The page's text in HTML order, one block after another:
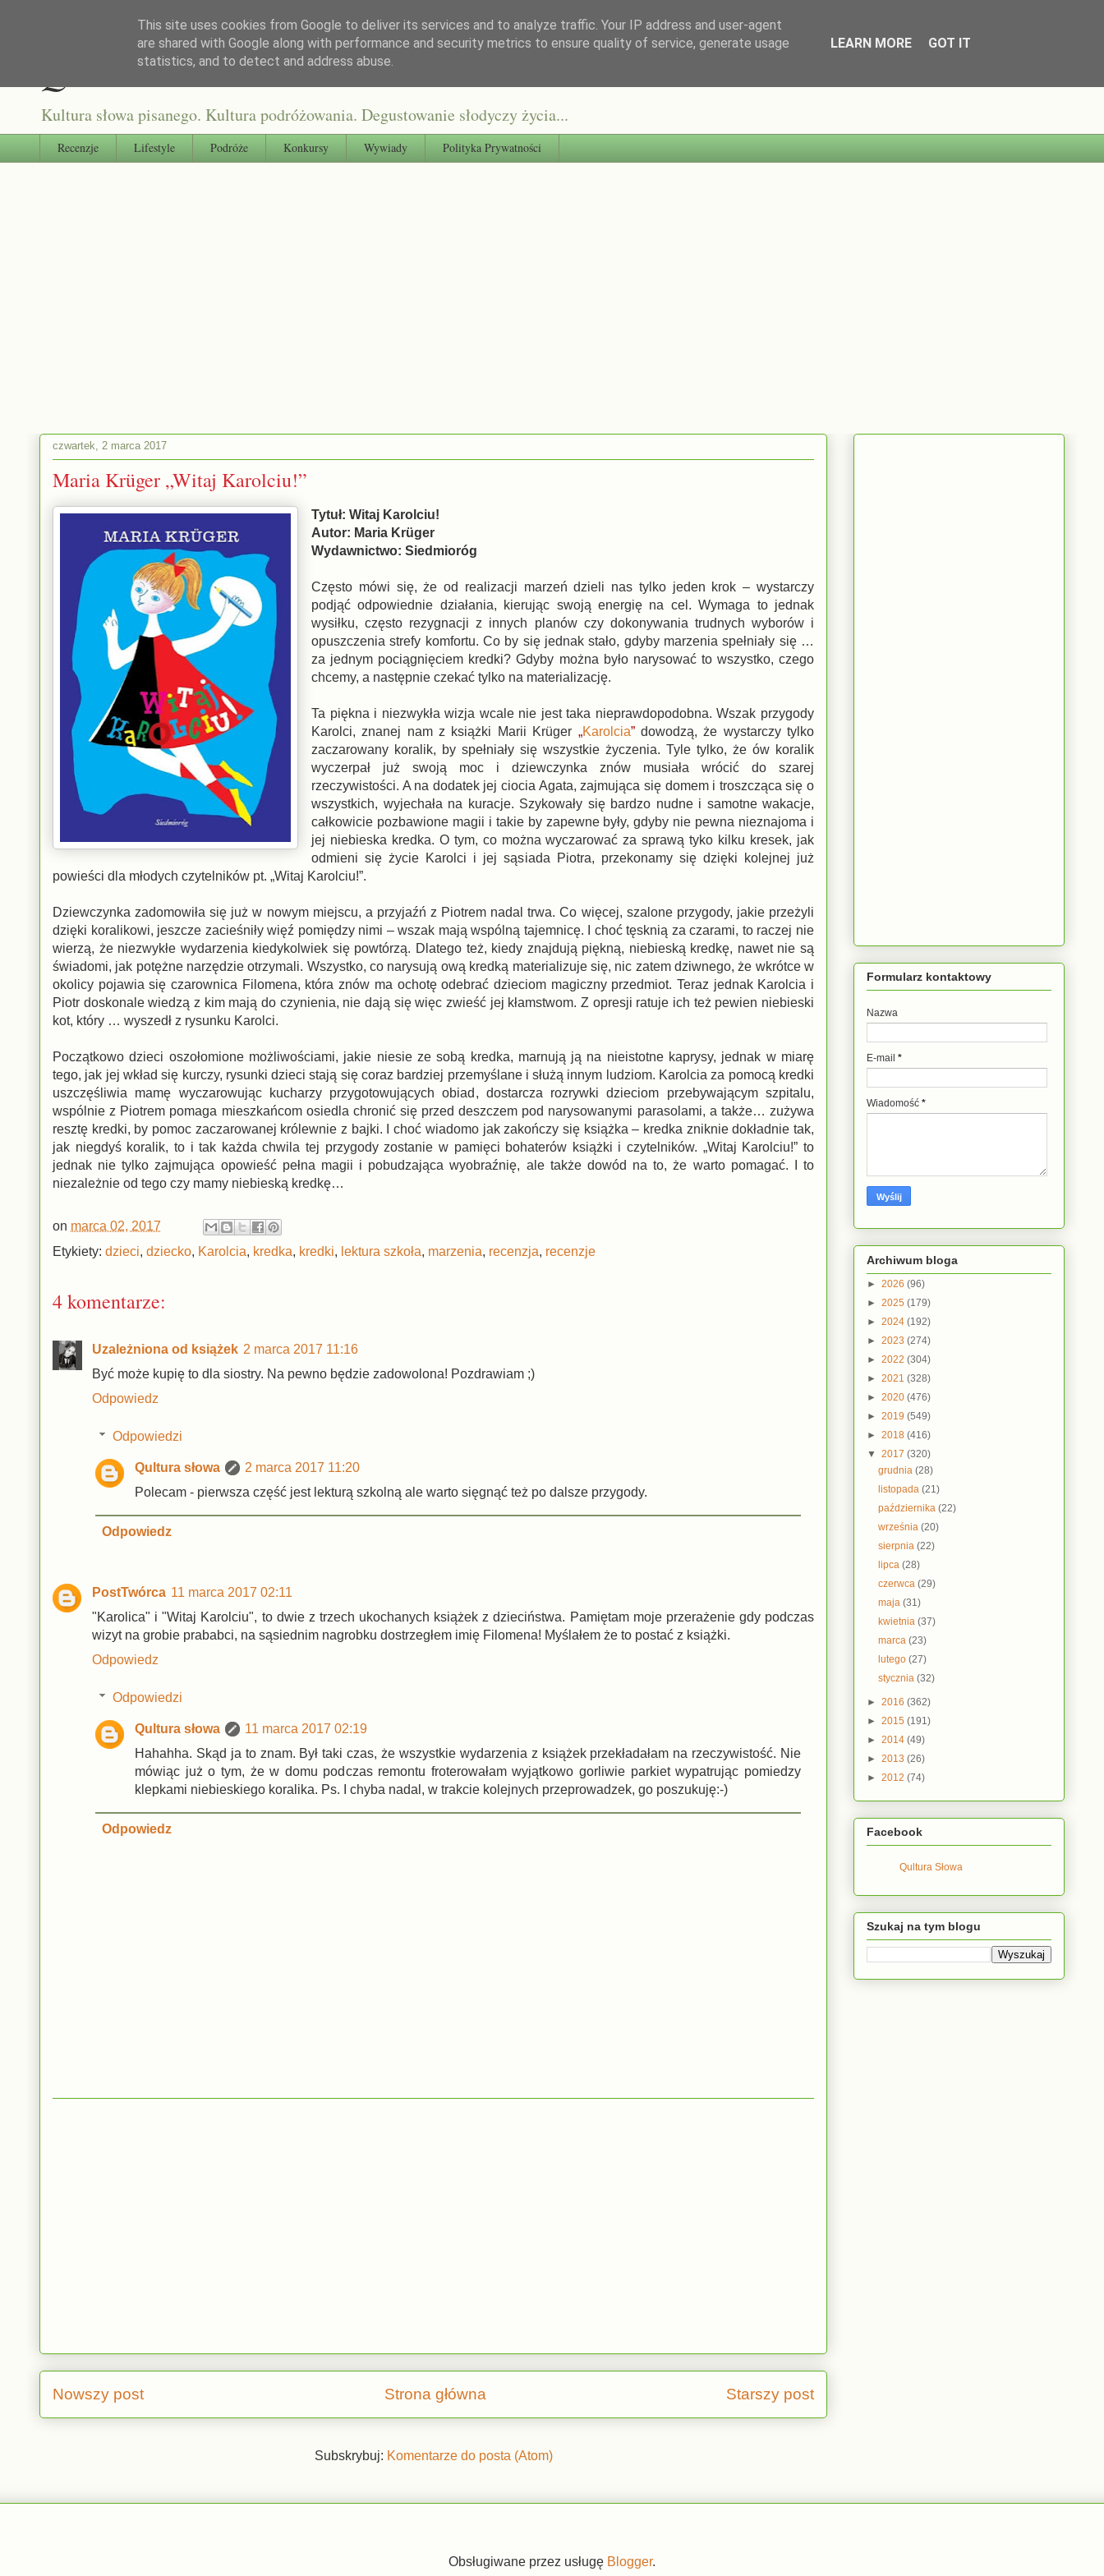
Qultura słowa
Kultura słowa pisanego. Kultura podróżowania. Degustowanie słodyczy życia...
Recenzje Lifestyle Podróże Konkursy Wywiady Polityka Prywatności
czwartek, 2 marca 2017
Maria Krüger „Witaj Karolciu!”
Tytuł: Witaj Karolciu!
Autor: Maria Krüger
Wydawnictwo: Siedmioróg
Często mówi się, że od realizacji marzeń dzieli nas tylko jeden krok – wystarczy
podjąć odpowiednie działania, kierując swoją energię na cel. Wymaga to jednak
wysiłku, często rezygnacji z innych planów czy dokonywania trudnych wyborów i
opuszczenia strefy komfortu. Co by się jednak stało, gdyby marzenia spełniały się …
za jednym pociągnięciem kredki? Gdyby można było narysować to wszystko, czego
chcemy, a następnie czekać tylko na materializację.
Ta piękna i niezwykła wizja wcale nie jest taka nieprawdopodobna. Wszak przygody
Karolci, znanej nam z książki Marii Krüger „Karolcia”dowodzą, że wystarczy tylko
zaczarowany koralik, by spełniały się wszystkie życzenia. Tyle tylko, że ów koralik
wyczerpał już swoją moc i dziewczynka znów musiała wrócić do szarej
rzeczywistości. A na dodatek jej ciocia Agata, zajmująca się domem i troszcząca się o
wszystkich, wyjechała na kuracje. Szykowały się bardzo nudne i samotne wakacje,
całkowicie pozbawione magii i takie by zapewne były, gdyby nie pewna nieznajoma i
jej niebieska kredka. O tym, co można wyczarować za sprawą tyko kilku kresek, jak
odmieni się życie Karolci i jej sąsiada Piotra, przekonamy się dzięki kolejnej już
powieści dla młodych czytelników pt. „Witaj Karolciu!”.
Dziewczynka zadomowiła się już w nowym miejscu, a przyjaźń z Piotrem nadal trwa. Co więcej, szalone przygody, jakie przeżyli
dzięki koralikowi, jeszcze zacieśniły więź pomiędzy nimi – wszak mają wspólną tajemnicę. I choć tęsknią za czarami, to raczej nie
wierzą, że niezwykłe wydarzenia kiedykolwiek się powtórzą. Dlatego też, kiedy znajdują piękną, niebieską kredkę, nawet nie są
świadomi, jak potężne narzędzie otrzymali. Wszystko, co narysują ową kredką materializuje się, nic zatem dziwnego, że wkrótce w
okolicy pojawia się czarownica Filomena, która znów ma ochotę odebrać dzieciom magiczny przedmiot. Teraz jednak Karolcia i
Piotr doskonale wiedzą z kim mają do czynienia, nie dają się więc zwieść jej kłamstwom. Z opresji ratuje ich też pewien niebieski
kot, który … wyszedł z rysunku Karolci.
Początkowo dzieci oszołomione możliwościami, jakie niesie ze sobą kredka, marnują ją na nieistotne kaprysy, jednak w miarę
tego, jak jej wkład się kurczy, rysunki dzieci stają się coraz bardziej przemyślane i służą innym ludziom. Karolcia za pomocą kredki
uszczęśliwia mamę wyczarowując kucharzy przygotowujących obiad, dostarcza rozrywki dzieciom przebywającym szpitalu,
wspólnie z Piotrem pomaga mieszkańcom osiedla chronić się przed deszczem pod narysowanymi parasolami, a także… zużywa
resztę kredki, by pomoc zaczarowanej królewnie z bajki. I choć wiadomo jak zakończy się książka – kredka zniknie dokładnie tak,
jak niegdyś koralik, to i tak każda chwila tej przygody zostanie w pamięci bohaterów książki i czytelników. „Witaj Karolciu!” to
jednak nie tylko zajmująca opowieść pełna magii i pobudzająca wyobraźnię, ale także dowód na to, że warto pomagać. I to
niezależnie od tego czy mamy niebieską kredkę…
on marca 02, 2017
Etykiety: dzieci, dziecko, Karolcia, kredka, kredki, lektura szkoła, marzenia, recenzja, recenzje
4 komentarze:
Uzależniona od książek 2 marca 2017 11:16
Być może kupię to dla siostry. Na pewno będzie zadowolona! Pozdrawiam ;)
Odpowiedz
Odpowiedzi
Qultura słowa
2 marca 2017 11:20
Polecam - pierwsza część jest lekturą szkolną ale warto sięgnąć też po dalsze przygody.
Odpowiedz
PostTwórca 11 marca 2017 02:11
"Karolica" i "Witaj Karolciu", to dwie z trzech ukochanych książek z dzieciństwa. Pamiętam moje przerażenie gdy podczas
wizyt na grobie prababci, na sąsiednim nagrobku dostrzegłem imię Filomena! Myślałem że to postać z książki.
Odpowiedz
Odpowiedzi
Qultura słowa
11 marca 2017 02:19
Hahahha. Skąd ja to znam. Był taki czas, że wszystkie wydarzenia z książek przekładałam na rzeczywistość. Nie
mówiąc już o tym, że w domu podczas remontu froterowałam wyjątkowo gorliwie parkiet wypatrując pomiedzy
klepkami niebieskiego koralika. Ps. I chyba nadal, w trakcie kolejnych przeprowadzek, go poszukuję:-)
Odpowiedz
Nowszy post Starszy post
Strona główna
Subskrybuj: Komentarze do posta (Atom)
Formularz kontaktowy
Nazwa
E-mail *
Wiadomość *
Archiwum bloga
► 2026 (96)
► 2025 (179)
► 2024 (192)
► 2023 (274)
► 2022 (304)
► 2021 (328)
► 2020 (476)
► 2019 (549)
► 2018 (416)
▼ 2017 (320)
grudnia(28)
listopada(21)
października(22)
września(20)
sierpnia(22)
lipca(28)
czerwca(29)
maja(31)
kwietnia(37)
marca(23)
lutego(27)
stycznia(32)
► 2016 (362)
► 2015 (191)
► 2014 (49)
► 2013 (26)
► 2012 (74)
Facebook
Qultura Słowa
Szukaj na tym blogu
Obsługiwane przez usługę Blogger.
This site uses cookies from Google to deliver its services and to analyze traffic. Your IP address and user-agent
are shared with Google along with performance and security metrics to ensure quality of service, generate usage
statistics, and to detect and address abuse.
LEARN MORE GOT IT